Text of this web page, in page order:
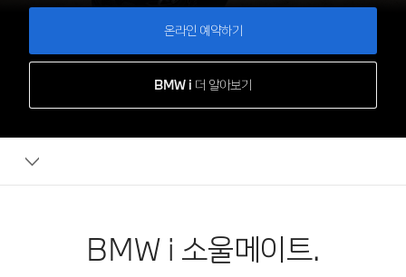
온라인 예약하기
BMW i 더 알아보기
BMW i 소울메이트.